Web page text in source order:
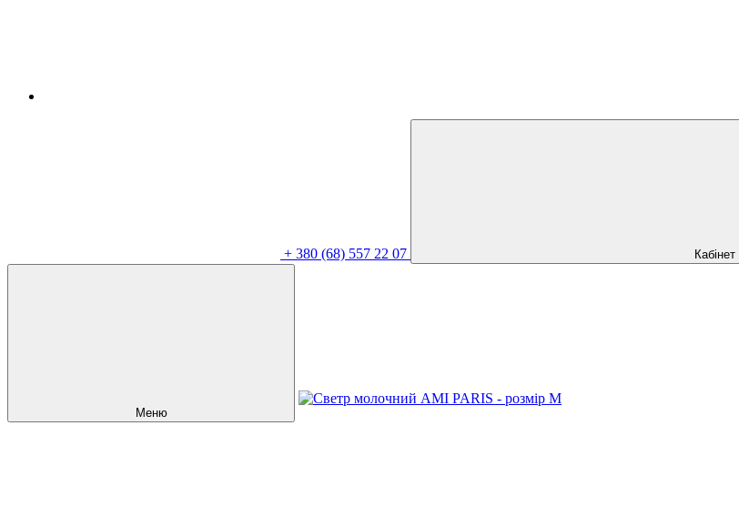
+ 380 (68) 557 22 07 Кабінет
Меню